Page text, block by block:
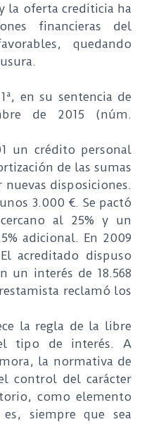
la oferta crediticia ha
financieras del
quedando
en su sentencia de
de 2015 (núm.
un crédito personal
de las sumas
disposiciones.
3.000 €. Se pactó
al 25% y un
adicional. En 2009
acreditado dispuso
un interés de 18.568
reclamó los
la regla de la libre
tipo de interés. A
la normativa de
control del carácter
como elemento
siempre que sea